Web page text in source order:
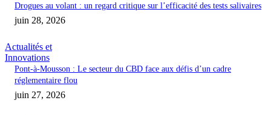
Drogues au volant : un regard critique sur l’efficacité des tests salivaires
juin 28, 2026
Actualités et
Innovations
Pont-à-Mousson : Le secteur du CBD face aux défis d’un cadre
réglementaire flou
juin 27, 2026